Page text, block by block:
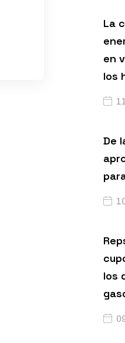
La
en
los
De
los